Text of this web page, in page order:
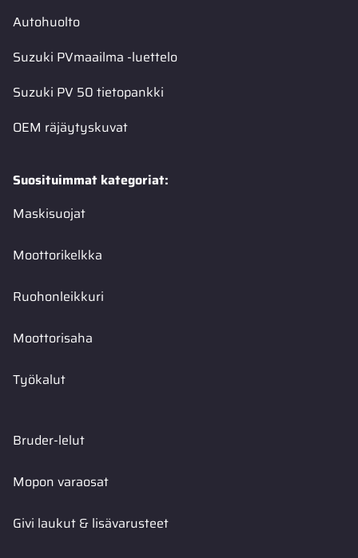
Autohuolto
Suzuki PVmaailma -luettelo
Suzuki PV 50 tietopankki
OEM räjäytyskuvat
Suosituimmat kategoriat:
Maskisuojat
Moottorikelkka
Ruohonleikkuri
Moottorisaha
Työkalut
Bruder-lelut
Mopon varaosat
Givi laukut & lisävarusteet